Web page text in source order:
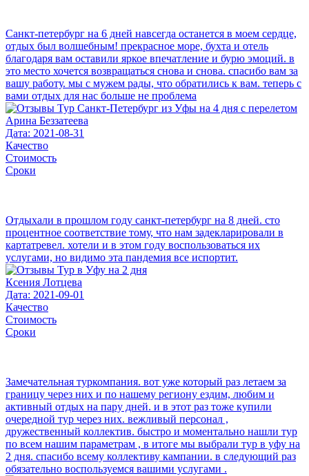
Санкт-петербург на 6 дней навсегда останется в моем сердце,
отдых был волшебным! прекрасное море, бухта и отель
благодаря вам оставили яркое впечатление и бурю эмоций. в
это место хочется возвращаться снова и снова. спасибо вам за
вашу работу. мы с мужем рады, что обратились к вам. теперь с
вами отдых для нас больше не проблема
Арина Беззатеева
Дата: 2021-08-31
Качество
Стоимость
Сроки
Отдыхали в прошлом году санкт-петербург на 8 дней. сто
процентное соответствие тому, что нам задекларировали в
картатревел. хотели и в этом году воспользоваться их
услугами, но видимо эта пандемия все испортит.
Ксения Лотцева
Дата: 2021-09-01
Качество
Стоимость
Сроки
Замечательная туркомпания. вот уже который раз летаем за
границу через них и по нашему региону ездим, любим и
активный отдых на пару дней. и в этот раз тоже купили
очередной тур через них. вежливый персонал ,
дружественный коллектив. быстро и моментально нашли тур
по всем нашим параметрам , в итоге мы выбрали тур в уфу на
2 дня. спасибо всему коллективу кампании. в следующий раз
обязательно воспользуемся вашими услугами .